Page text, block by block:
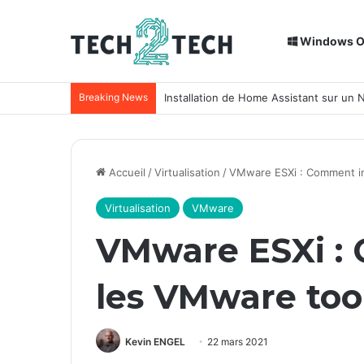
Windows
Breaking News Installation de Home Assistant sur un
Accueil /Virtualisation /VMware ESXi : Comment
Virtualisation VMware
VMware ESXi
les VMware
Kevin ENGEL 22 mars 2021